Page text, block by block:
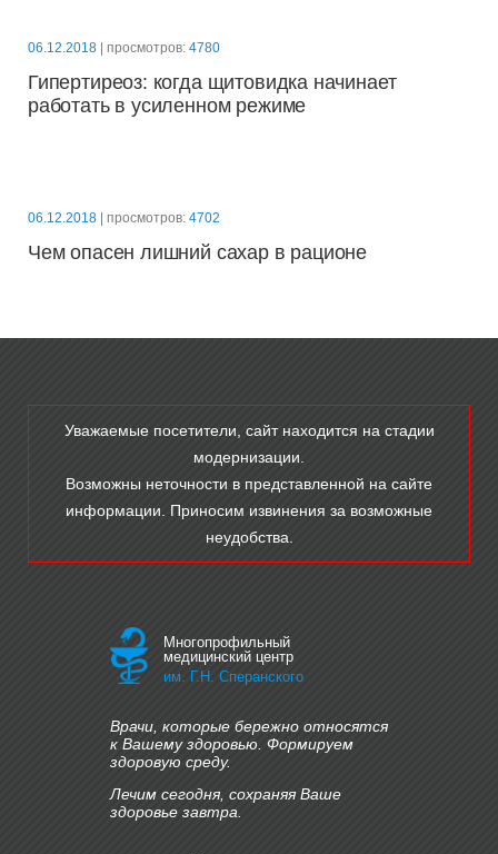
06.12.2018 | просмотров: 4780
Гипертиреоз: когда щитовидка начинает
работать в усиленном режиме
06.12.2018 | просмотров: 4702
Чем опасен лишний сахар в рационе
Уважаемые посетители, сайт находится на стадии
модернизации.
Возможны неточности в представленной на сайте
информации. Приносим извинения за возможные
неудобства.
Многопрофильный
медицинский центр
им. Г.Н. Сперанского
Врачи, которые бережно относятся
к Вашему здоровью. Формируем
здоровую среду.
Лечим сегодня, сохраняя Ваше
здоровье завтра.